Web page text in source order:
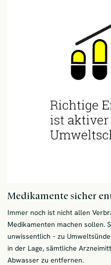
Medikamente sicher
Immer noch ist nicht allen
Medikamenten machen sollen.
unwissentlich – zu
in der Lage, sämtliche
Abwasser zu entfernen.